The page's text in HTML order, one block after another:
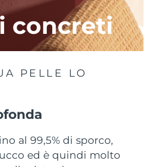
concreti
PELLE LO
al 99,5% di sporco,
ed è quindi molto
Consegna stimata8/10/26
Consegna stimata
Consegna stimata8/9/26